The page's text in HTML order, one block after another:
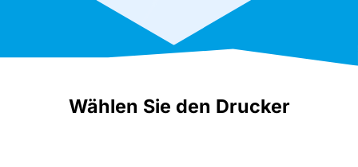
Wählen Sie den Drucker